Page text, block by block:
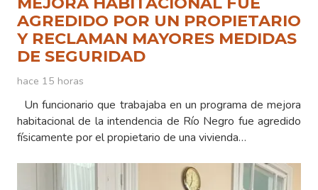
AGREDIDO POR UN PROPIETARIO
Y RECLAMAN MAYORES MEDIDAS
DE SEGURIDAD
hace 15 horas
Un funcionario que trabajaba en un programa de mejora
habitacional de la intendencia de Río Negro fue agredido
físicamente por el propietario de una vivienda…